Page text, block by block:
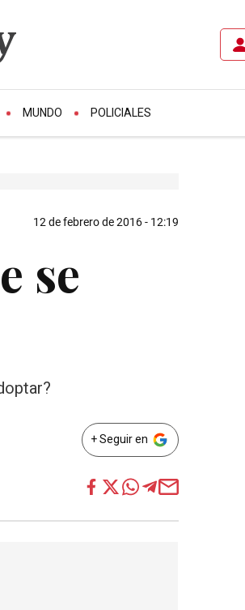
MUNDO
POLICIALES
12 de febrero de 2016 - 12:19
se
+ Seguir en